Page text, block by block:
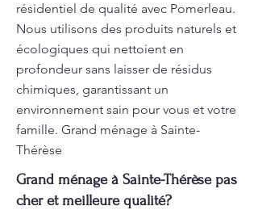
résidentiel de qualité avec Pomerleau.
Nous utilisons des produits naturels et
écologiques qui nettoient en
profondeur sans laisser de résidus
chimiques, garantissant un
environnement sain pour vous et votre
famille. Grand ménage à Sainte-
Thérèse
Grand ménage à Sainte-Thérèse pas
cher et meilleure qualité?